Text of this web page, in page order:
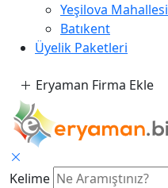
Yeşilova Mahallesi
Batıkent
Üyelik Paketleri
Eryaman Firma Ekle
Kelime